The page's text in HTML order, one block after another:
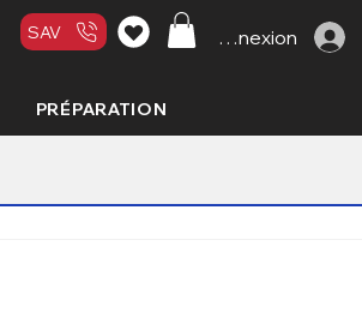
SAV Connexion
PRÉPARATION